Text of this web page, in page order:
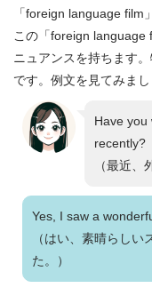
「foreign language film
この「foreign language
ニュアンスを持ちます
です。例文を見てみまし
Have you
recently?
（最近、
Yes, I saw a
（はい、素晴らしい
た。）